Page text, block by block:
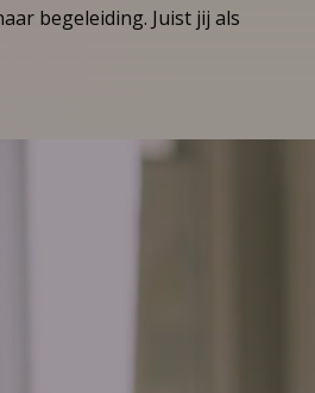
begeleiding. Juist jij als